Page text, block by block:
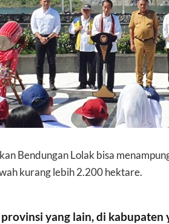
Bendungan Lolak bisa
kurang lebih 2.200 hektare.
provinsi yang lain, di